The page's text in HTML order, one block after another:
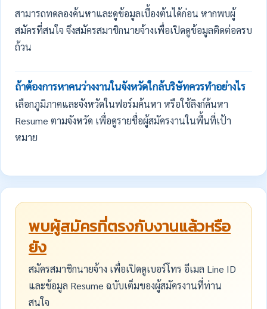
สามารถทดลองค้นหาและดูข้อมูลเบื้องต้นได้ก่อน หากพบผู้
สมัครที่สนใจ จึงสมัครสมาชิกนายจ้างเพื่อเปิดดูข้อมูลติดต่อครบ
ถ้วน
ถ้าต้องการหาคนว่างงานในจังหวัดใกล้บริษัทควรทำอย่างไร
เลือกภูมิภาคและจังหวัดในฟอร์มค้นหา หรือใช้ลิงก์ค้นหา
Resume ตามจังหวัด เพื่อดูรายชื่อผู้สมัครงานในพื้นที่เป้า
หมาย
พบผู้สมัครที่ตรงกับงานแล้วหรือ
ยัง
สมัครสมาชิกนายจ้าง เพื่อเปิดดูเบอร์โทร อีเมล Line ID
และข้อมูล Resume ฉบับเต็มของผู้สมัครงานที่ท่าน
สนใจ